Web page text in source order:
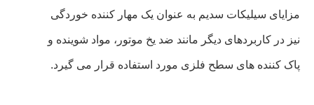
مزایای سیلیکات سدیم به عنوان یک مهار کننده خوردگی
نیز در کاربردهای دیگر مانند ضد یخ موتور، مواد شوینده و
پاک کننده های سطح فلزی مورد استفاده قرار می گیرد.